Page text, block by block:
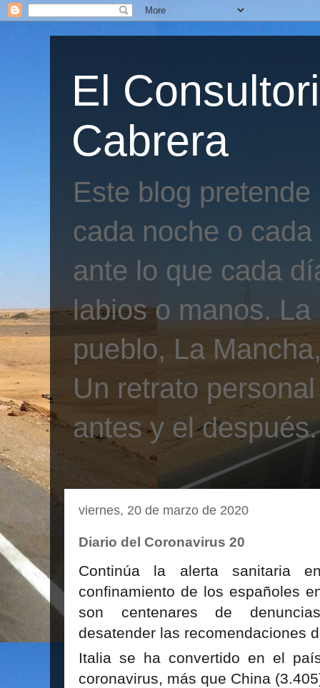
El
Cabrera
Este blog
cada noche o
ante lo que cada
labios o manos.
pueblo, La
Un retrato
antes y el después.
viernes, 20 de marzo de 2020
Diario del Coronavirus 20
Continúa la alerta sanitaria
confinamiento de los españoles
son centenares de
desatender las recomendaciones
Italia se ha convertido en el
coronavirus, más que China